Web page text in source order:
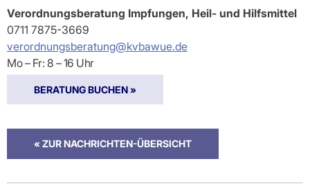
Verordnungsberatung Impfungen, Heil- und Hilfsmittel
0711 7875-3669
verordnungsberatung@kvbawue.de
Mo – Fr: 8 – 16 Uhr
BERATUNG BUCHEN »
« ZUR NACHRICHTEN-ÜBERSICHT